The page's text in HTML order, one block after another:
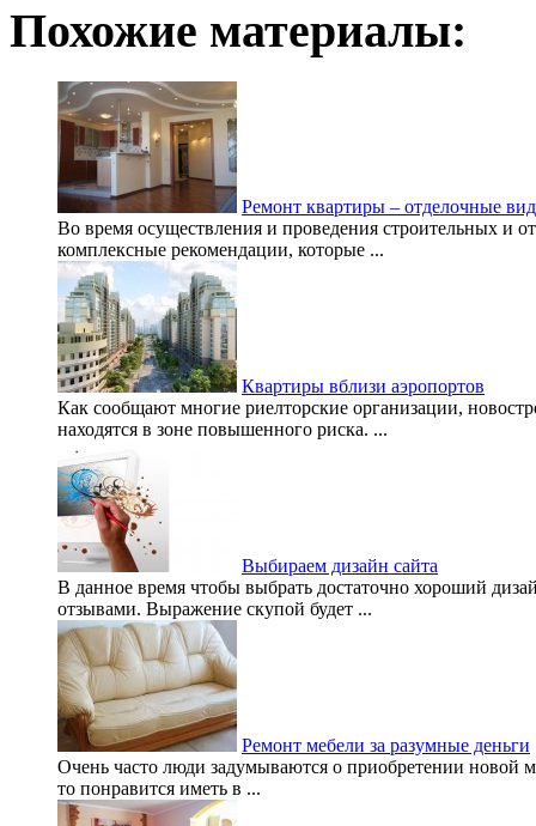
Похожие материалы:
Ремонт квартиры – отделочные
Во время осуществления и проведения строительных и
комплексные рекомендации, которые ...
Квартиры вблизи аэропортов
Как сообщают многие риелторские организации,
находятся в зоне повышенного риска. ...
Выбираем дизайн сайта
В данное время чтобы выбрать достаточно хороший
отзывами. Выражение скупой будет ...
Ремонт мебели за разумные деньги
Очень часто люди задумываются о приобретении новой
то понравится иметь в ...